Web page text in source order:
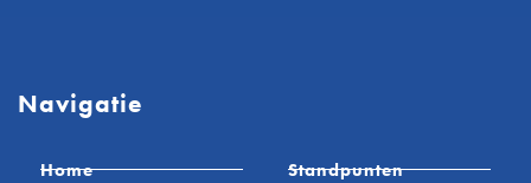
Navigatie
Home Standpunten